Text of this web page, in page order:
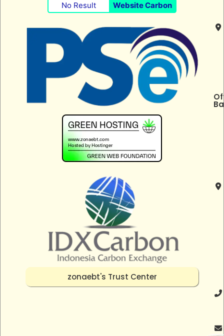
No Result Website Carbon
zonaebt's Trust Center